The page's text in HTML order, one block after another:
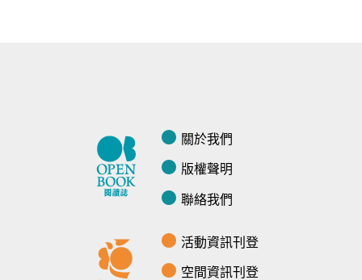
關於我們
版權聲明
聯絡我們
活動資訊刊登
空間資訊刊登